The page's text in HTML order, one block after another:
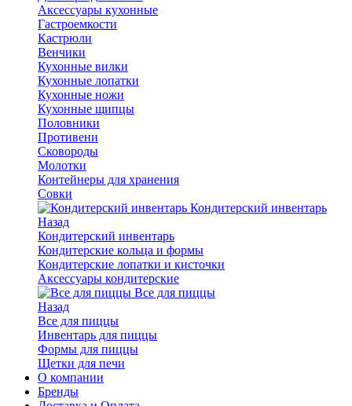
Аксессуары кухонные
Гастроемкости
Кастрюли
Венчики
Кухонные вилки
Кухонные лопатки
Кухонные ножи
Кухонные щипцы
Половники
Противени
Сковороды
Молотки
Контейнеры для хранения
Совки
Кондитерский инвентарь
Назад
Кондитерский инвентарь
Кондитерские кольца и формы
Кондитерские лопатки и кисточки
Аксессуары кондитерские
Все для пиццы
Назад
Все для пиццы
Инвентарь для пиццы
Формы для пиццы
Щетки для печи
О компании
Бренды